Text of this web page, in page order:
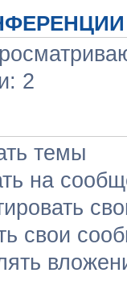
2
темы
на
свои